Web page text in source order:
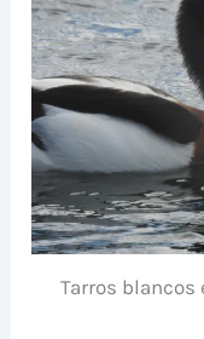
Tarros blancos